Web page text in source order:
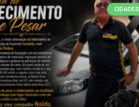
CIDADES